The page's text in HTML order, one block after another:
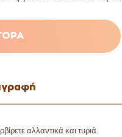
αλλαντικά και τυριά.